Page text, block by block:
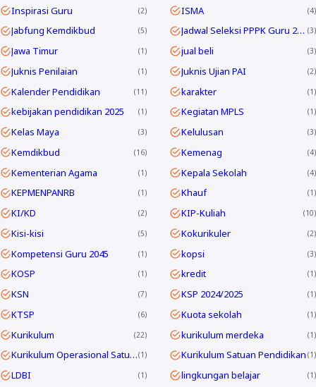
Inspirasi Guru 2 ISMA 4
Jabfung Kemdikbud 5 Jadwal Seleksi PPPK Guru 2024 3
Jawa Timur 1 jual beli 3
Juknis Penilaian 1 Juknis Ujian PAI 2
Kalender Pendidikan 11 karakter 1
kebijakan pendidikan 2025 1 Kegiatan MPLS 1
Kelas Maya 3 Kelulusan 3
Kemdikbud 16 Kemenag 4
Kementerian Agama 1 Kepala Sekolah 4
KEPMENPANRB 1 Khauf 1
KI/KD 2 KIP-Kuliah 10
Kisi-kisi 5 Kokurikuler 2
Kompetensi Guru 2045 1 kopsi 3
KOSP 1 kredit 1
KSN 7 KSP 2024/2025 1
KTSP 6 Kuota sekolah 1
Kurikulum 22 kurikulum merdeka 1
Kurikulum Operasional Satuan Pendidikan 1 Kurikulum Satuan Pendidikan 1
LDBI 1 lingkungan belajar 1